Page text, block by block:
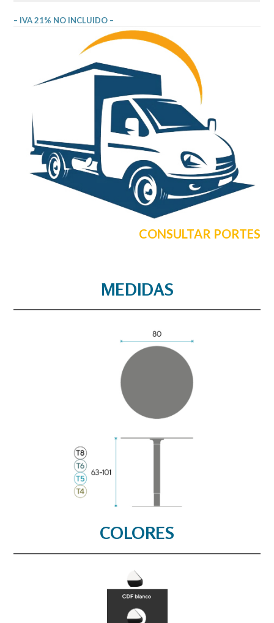
– IVA 21% NO INCLUIDO –
CONSULTAR PORTES
MEDIDAS
COLORES